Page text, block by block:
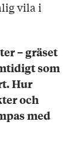
vila i
– gräset
som
Hur
och
med